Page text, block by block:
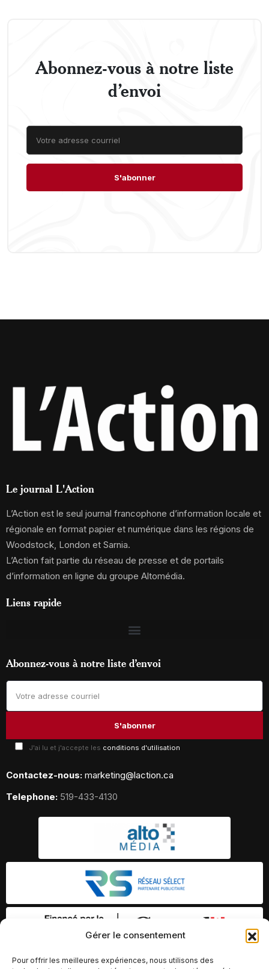
Gérer le consentement
Pour offrir les meilleures expériences, nous utilisons des
Abonnez-vous à notre liste
d’envoi
Le journal L'Action
L’Action est le seul journal francophone d’information locale et
régionale en format papier et numérique dans les régions de
Woodstock, London et Sarnia.
L’Action fait partie du réseau de presse et de portails
d’information en ligne du groupe Altomédia.
Liens rapide
Abonnez-vous à notre liste d’envoi
J'ai lu et j'accepte les conditions d'utilisation
Contactez-nous: marketing@laction.ca
Telephone: 519-433-4130